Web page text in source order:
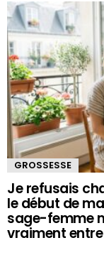
GROSSESSE
Je refusais
le début de
sage-femme
vraiment